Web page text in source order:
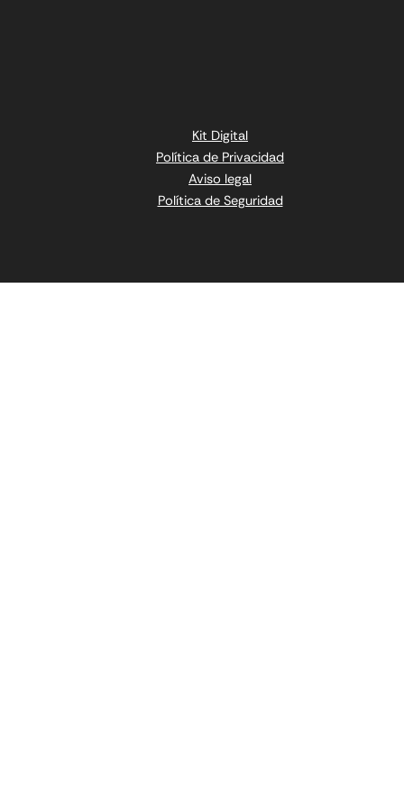
Kit Digital
Política de Privacidad
Aviso legal
Política de Seguridad